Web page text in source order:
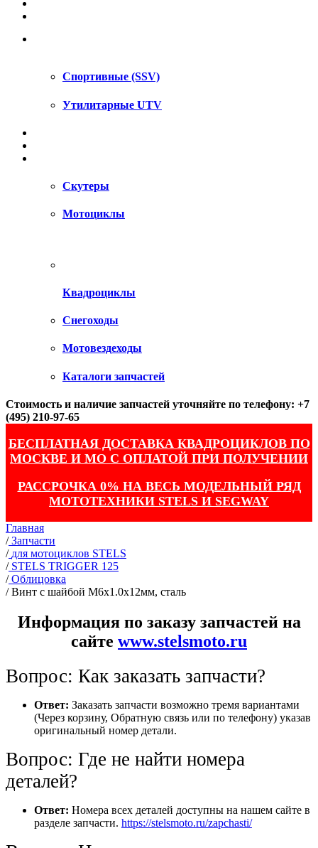
Спортивные (SSV)
Утилитарные UTV
Скутеры
Мотоциклы
Квадроциклы
Снегоходы
Мотовездеходы
Каталоги запчастей
Стоимость и наличие запчастей уточняйте по телефону: +7
(495) 210-97-65
БЕСПЛАТНАЯ ДОСТАВКА КВАДРОЦИКЛОВ ПО
МОСКВЕ И МО С ОПЛАТОЙ ПРИ ПОЛУЧЕНИИ
РАССРОЧКА 0% НА ВЕСЬ МОДЕЛЬНЫЙ РЯД
МОТОТЕХНИКИ STELS И SEGWAY
Главная
/ Запчасти
/ для мотоциклов STELS
/ STELS TRIGGER 125
/ Облицовка
/Винт с шайбой M6х1.0х12мм, сталь
Информация по заказу запчастей на
сайте www.stelsmoto.ru
Вопрос: Как заказать запчасти?
Ответ: Заказать запчасти возможно тремя вариантами
(Через корзину, Обратную связь или по телефону) указав
оригинальный номер детали.
Вопрос: Где не найти номера
деталей?
Ответ: Номера всех деталей доступны на нашем сайте в
разделе запчасти. https://stelsmoto.ru/zapchasti/